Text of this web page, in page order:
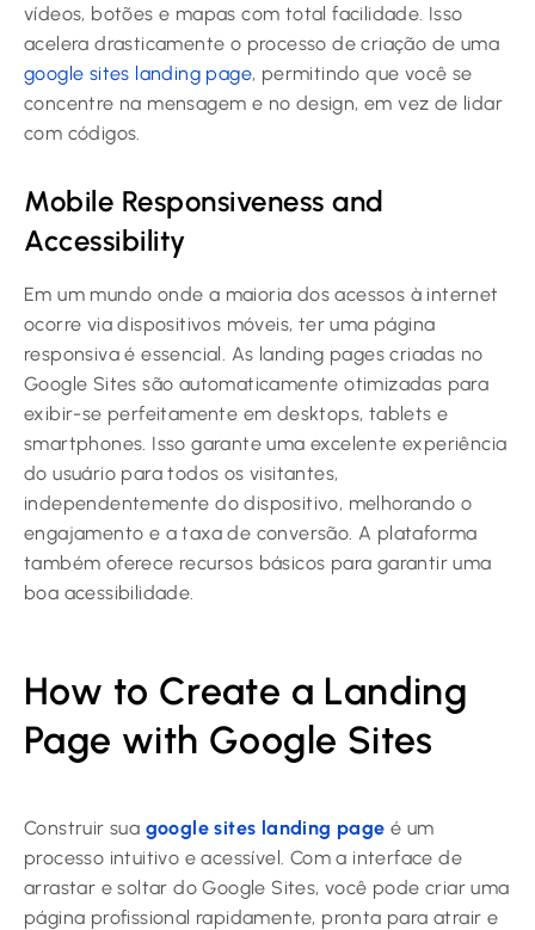
vídeos, botões e mapas com total facilidade. Isso
acelera drasticamente o processo de criação de uma
google sites landing page, permitindo que você se
concentre na mensagem e no design, em vez de lidar
com códigos.
Mobile Responsiveness and
Accessibility
Em um mundo onde a maioria dos acessos à internet
ocorre via dispositivos móveis, ter uma página
responsiva é essencial. As landing pages criadas no
Google Sites são automaticamente otimizadas para
exibir-se perfeitamente em desktops, tablets e
smartphones. Isso garante uma excelente experiência
do usuário para todos os visitantes,
independentemente do dispositivo, melhorando o
engajamento e a taxa de conversão. A plataforma
também oferece recursos básicos para garantir uma
boa acessibilidade.
How to Create a Landing
Page with Google Sites
Construir sua google sites landing page é um
processo intuitivo e acessível. Com a interface de
arrastar e soltar do Google Sites, você pode criar uma
página profissional rapidamente, pronta para atrair e